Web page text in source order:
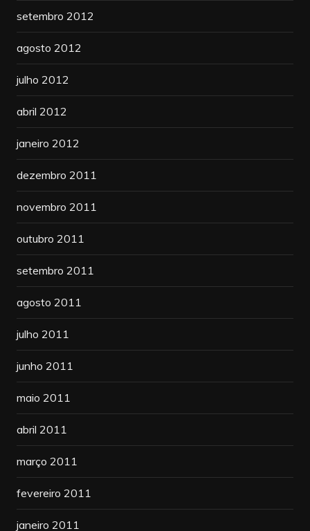
setembro 2012
agosto 2012
julho 2012
abril 2012
janeiro 2012
dezembro 2011
novembro 2011
outubro 2011
setembro 2011
agosto 2011
julho 2011
junho 2011
maio 2011
abril 2011
março 2011
fevereiro 2011
janeiro 2011